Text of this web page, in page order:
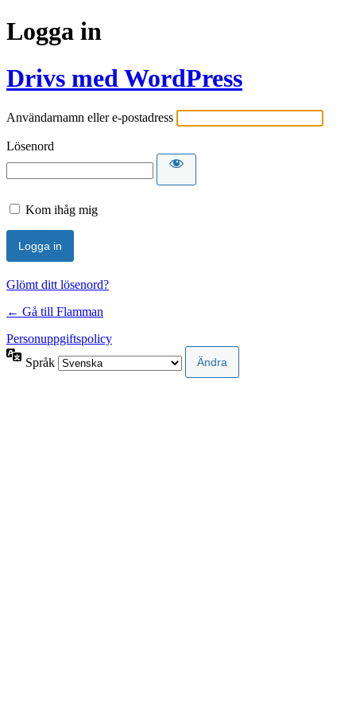
Logga in
Drivs med WordPress
Användarnamn eller e-postadress
Lösenord
Kom ihåg mig
Glömt ditt lösenord?
← Gå till Flamman
Personuppgiftspolicy
Språk